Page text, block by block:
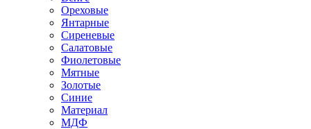
Ореховые
Янтарные
Сиреневые
Салатовые
Фиолетовые
Мятные
Золотые
Синие
Материал
МДФ